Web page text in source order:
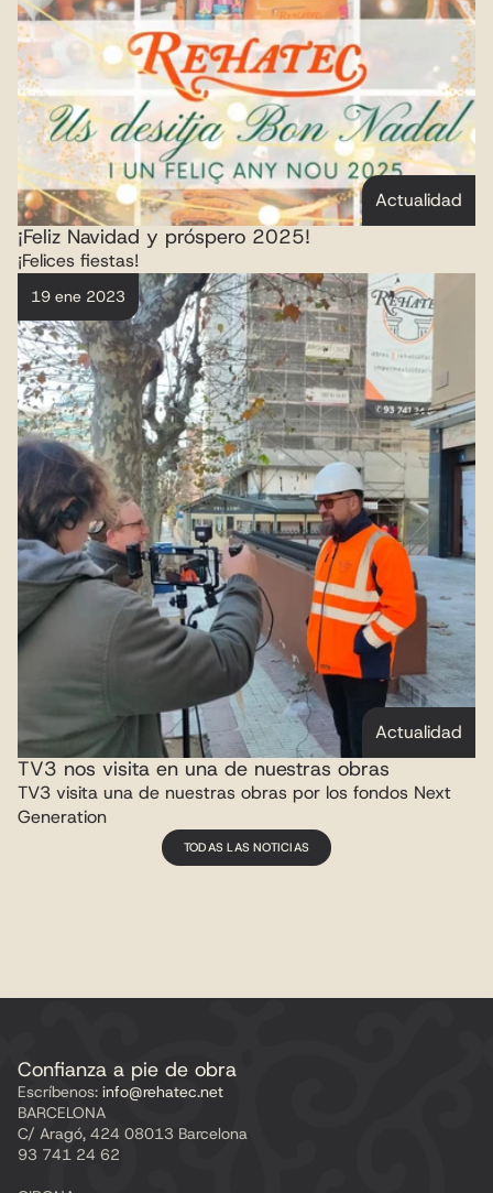
Actualidad
¡Feliz Navidad y próspero 2025!
¡Felices fiestas!
19 ene 2023
Actualidad
TV3 nos visita en una de nuestras obras
TV3 visita una de nuestras obras por los fondos Next
Generation
TODAS LAS NOTICIAS
Confianza a pie de obra
Escríbenos: info@rehatec.net
BARCELONA
C/ Aragó, 424 08013 Barcelona
93 741 24 62